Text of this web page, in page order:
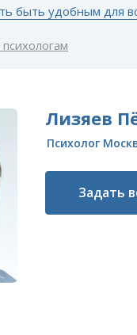
быть удобным для
Лизяев
Психолог
Задать